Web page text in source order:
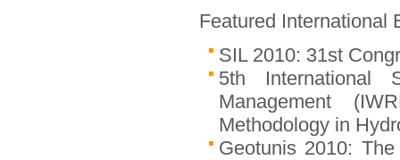
Featured International
SIL 2010: 31st
5th International
Management
Methodology in
Geotunis 2010: